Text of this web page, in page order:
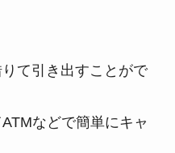
て引き出すことがで
などで簡単にキャ